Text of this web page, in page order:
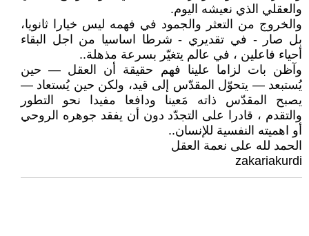
والعقلي الذي نعيشه اليوم.
والخروج من التعثر والجمود في فهمه ليس خيارا ثانويا،
بل صار - في تقديري - شرطا اساسيا من اجل البقاء
أحياء فاعلين ، في عالم يتغيّر بسرعة مذهلة..
وآظن بات لزاما علينا فهم حقيقة أن العقل — حين
يُستبعد — يتحوّل المقدّس إلى قيد، ولكن حين يُستعاد —
يصبح المقدّس ذاته مَعينا ودافعا مفيدا نحو التطور
والتقدم ، قادرا على التجدّد دون أن يفقد جوهره الروحي
أو اهميته النفسية للإنسان..
الحمد لله على نعمة العقل
zakariakurdi